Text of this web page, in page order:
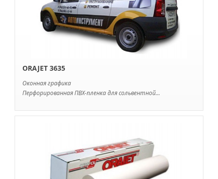
ORAJET 3635
Оконная графика
Перфорированная ПВХ-пленка для сольвентной...